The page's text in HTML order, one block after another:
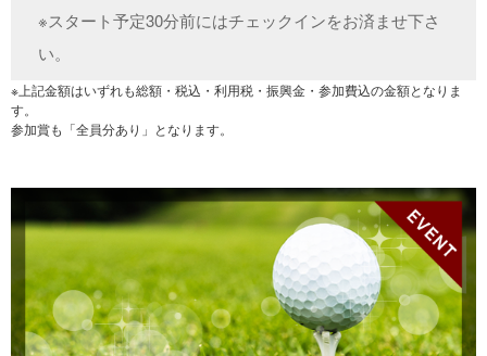
※スタート予定30分前にはチェックインをお済ませ下さ
い。
※上記金額はいずれも総額・税込・利用税・振興金・参加費込の金額となりま
す。
参加賞も「全員分あり」となります。